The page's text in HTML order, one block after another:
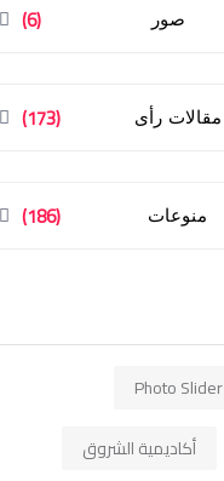
صور (6)
مقالات رأى (173)
منوعات (186)
Photo Slider
أكاديمية الشروق